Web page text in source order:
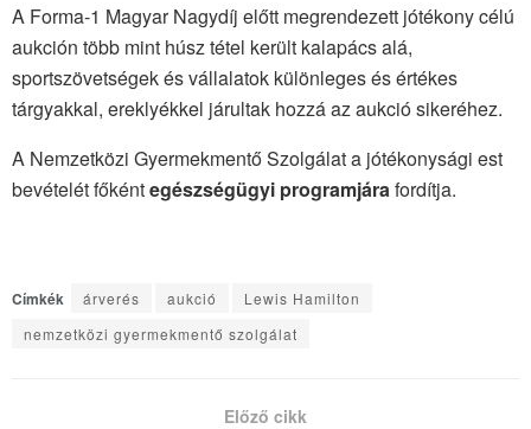
A Forma-1 Magyar Nagydíj előtt megrendezett jótékony célú
aukción több mint húsz tétel került kalapács alá,
sportszövetségek és vállalatok különleges és értékes
tárgyakkal, ereklyékkel járultak hozzá az aukció sikeréhez.
A Nemzetközi Gyermekmentő Szolgálat a jótékonysági est
bevételét főkéntegészségügyi programjárafordítja.
Címkék árverés aukció
Lewis Hamilton
nemzetközi gyermekmentő szolgálat
Előző cikk